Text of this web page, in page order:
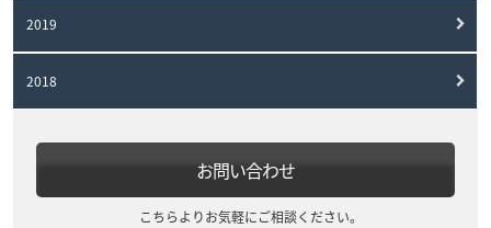
2019
2018
お問い合わせ
こちらよりお気軽にご相談ください。